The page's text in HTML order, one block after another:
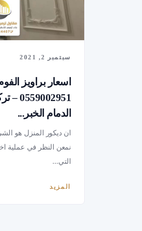
سبتمبر 2, 2021
اسعار براويز
الدمام الخبر...
ان ديكور المنزل هو
نمعن النظر في عملية
التي...
المزيد